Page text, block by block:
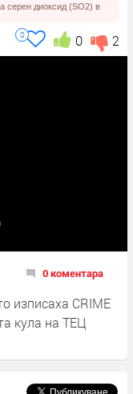
серен диоксид (SO2) в
2
0
0
0 коментара
изписаха CRIME
кула на ТЕЦ